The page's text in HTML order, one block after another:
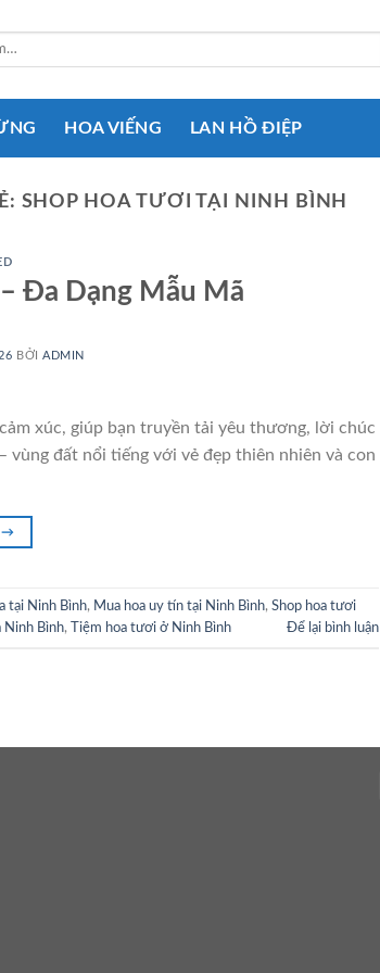
HOA VIẾNG LAN HỒ ĐIỆP
SHOP HOA TƯƠI TẠI NINH BÌNH
Đa Dạng Mẫu Mã
BỞIADMIN
xúc, giúp bạn truyền tải yêu thương, lời chúc
vùng đất nổi tiếng với vẻ đẹp thiên nhiên và con
→
tại Ninh Bình, Mua hoa uy tín tại Ninh Bình, Shop hoa tươi
Ninh Bình, Tiệm hoa tươi ở Ninh Bình Để lại bình luận